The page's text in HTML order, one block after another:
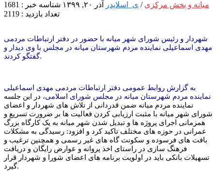
میانه و بخش مرکزی / ی_اسلایدر آذر ۲۰, ۱۳۹۹
شناسه خبر : 1681
تعداد بازدید : 2119
شهردار و رئیس شورای شهر میانه با حضور در دفتر ارتباطات مردمی
مهدی اسماعیلی نماینده مردم شهرستان میانه در مجلس با وی دیدار و
گفتگو کردند.
به گزارش روابط عمومی دفتر ارتباطات مردمی مهدی اسماعیلی
نماینده مردم شهرستان میانه در مجلس شورای اسلامی، در این جلسه
نماینده مردم میانه ضمن قدردانی از تلاش های شهردار و اعضای
شورای شهر میانه با مثبت ارزیابی کردن فعالیت ها بر ضرورت تسریع و
همزمانی اجرای پروژه ها و تبدیل شدن شهر میانه به یک کارگاه بزرگ
عمرانی در حوزه های مختلف تاکید کرد و افزود: رسیدگی به مشکلات
بافت های فرسوده و سکونت گاه های غیر رسمی و همچنین ترغیب و
فرهنگ سازی در راستای اخذ پروانه و عوارض رایگان و دریافت
تسهیلات بانکی باید در اولویت برنامه های اعضای شورا و شهردار قرار
گیرد.